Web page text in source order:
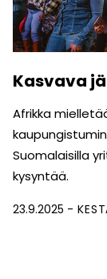
Kasvava
Afrikka
Suomalaisilla
kysyntää.
23.9.2025